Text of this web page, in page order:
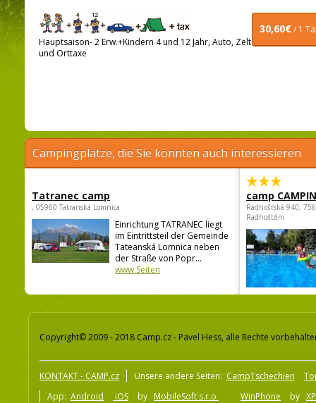
30,60€/ 1
Hauptsaison- 2 Erw.+Kindern 4 und 12 Jahr, Auto, Zelt
und Orttaxe
Campingplätze, die Sie könnten auch interessieren
Tatranec camp
, 05960 Tatranská Lomnica
Einrichtung TATRANEC liegt
im Eintrittsteil der Gemeinde
Tateanská Lomnica neben
der Straße von Popr...
www Seiten
camp
Radhošťská 940,
Radhoštěm
Copyright© 2009 - 2018 Camp.cz - Pavel Hess, alle Rechte
KONTAKT - CAMP.cz Unsere andere Seiten: CampTschechien
App: Android iOS by MobileSoft s.r.o WinPhone by